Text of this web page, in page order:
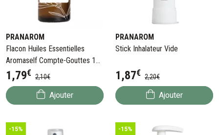
PRANAROM
Flacon Huiles Essentielles
Aromaself Compte-Gouttes 10
ml
1,79€ 2,10€
Ajouter
PRANAROM
Stick Inhalateur Vide
1,87€ 2,20€
Ajouter
-15% -15%